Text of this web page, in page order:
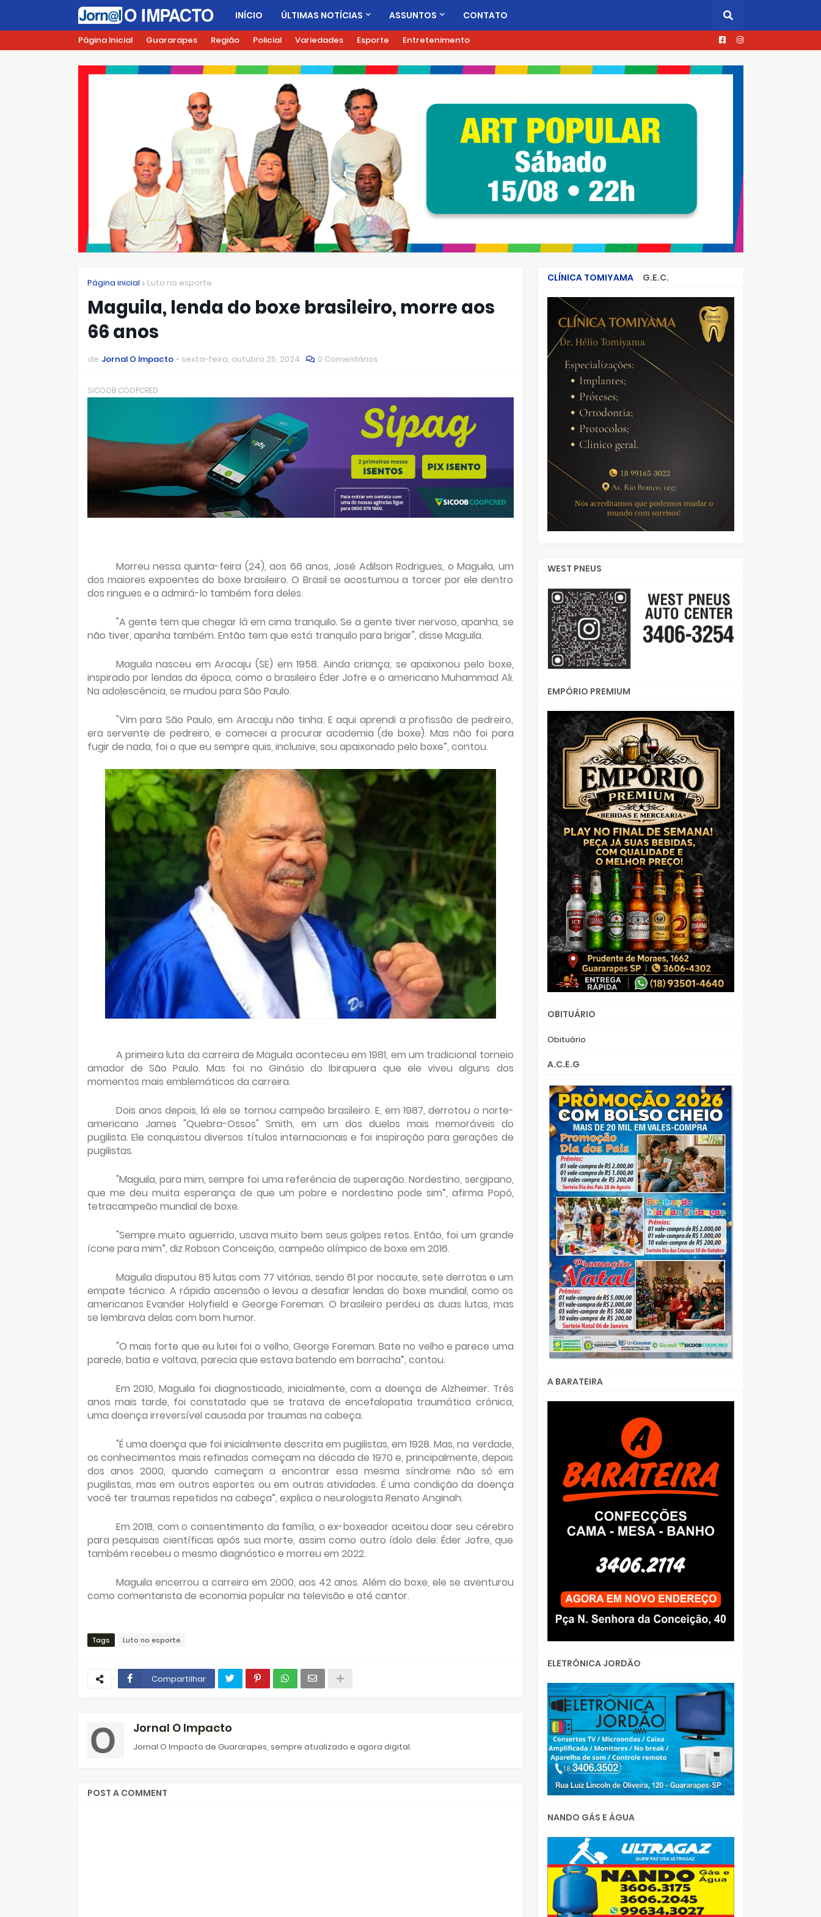
INÍCIO ÚLTIMAS NOTÍCIAS ASSUNTOS CONTATO
Página Inicial Guararapes Região Policial Variedades Esporte Entretenimento
Página inicial Luto no esporte
Maguila, lenda do boxe brasileiro, morre aos
66 anos
de Jornal O Impacto sexta-feira, outubro 25, 2024 0 Comentários
SICOOB COOPCRED
Morreu nessa quinta-feira (24), aos 66 anos, José Adilson Rodrigues, o Maguila, um
dos maiores expoentes do boxe brasileiro. O Brasil se acostumou a torcer por ele dentro
dos ringues e a admirá-lo também fora deles.
"A gente tem que chegar lá em cima tranquilo. Se a gente tiver nervoso, apanha, se
não tiver, apanha também. Então tem que está tranquilo para brigar", disse Maguila.
Maguila nasceu em Aracaju (SE) em 1958. Ainda criança, se apaixonou pelo boxe,
inspirado por lendas da época, como o brasileiro Éder Jofre e o americano Muhammad Ali.
Na adolescência, se mudou para São Paulo.
"Vim para São Paulo, em Aracaju não tinha. E aqui aprendi a profissão de pedreiro,
era servente de pedreiro, e comecei a procurar academia (de boxe). Mas não foi para
fugir de nada, foi o que eu sempre quis, inclusive, sou apaixonado pelo boxe”, contou.
A primeira luta da carreira de Maguila aconteceu em 1981, em um tradicional torneio
amador de São Paulo. Mas foi no Ginásio do Ibirapuera que ele viveu alguns dos
momentos mais emblemáticos da carreira.
Dois anos depois, lá ele se tornou campeão brasileiro. E, em 1987, derrotou o norte-
americano James "Quebra-Ossos" Smith, em um dos duelos mais memoráveis do
pugilista. Ele conquistou diversos títulos internacionais e foi inspiração para gerações de
pugilistas.
"Maguila, para mim, sempre foi uma referência de superação. Nordestino, sergipano,
que me deu muita esperança de que um pobre e nordestino pode sim”, afirma Popó,
tetracampeão mundial de boxe.
"Sempre muito aguerrido, usava muito bem seus golpes retos. Então, foi um grande
ícone para mim”, diz Robson Conceição, campeão olímpico de boxe em 2016.
Maguila disputou 85 lutas com 77 vitórias, sendo 61 por nocaute, sete derrotas e um
empate técnico. A rápida ascensão o levou a desafiar lendas do boxe mundial, como os
americanos Evander Holyfield e George Foreman. O brasileiro perdeu as duas lutas, mas
se lembrava delas com bom humor.
"O mais forte que eu lutei foi o velho, George Foreman. Bate no velho e parece uma
parede, batia e voltava, parecia que estava batendo em borracha”, contou.
Em 2010, Maguila foi diagnosticado, inicialmente, com a doença de Alzheimer. Três
anos mais tarde, foi constatado que se tratava de encefalopatia traumática crônica,
uma doença irreversível causada por traumas na cabeça.
"É uma doença que foi inicialmente descrita em pugilistas, em 1928. Mas, na verdade,
os conhecimentos mais refinados começam na década de 1970 e, principalmente, depois
dos anos 2000, quando começam a encontrar essa mesma síndrome não só em
pugilistas, mas em outros esportes ou em outras atividades. É uma condição da doença
você ter traumas repetidos na cabeça”, explica o neurologista Renato Anginah.
Em 2018, com o consentimento da família, o ex-boxeador aceitou doar seu cérebro
para pesquisas científicas após sua morte, assim como outro ídolo dele: Éder Jofre, que
também recebeu o mesmo diagnóstico e morreu em 2022.
Maguila encerrou a carreira em 2000, aos 42 anos. Além do boxe, ele se aventurou
como comentarista de economia popular na televisão e até cantor.
Tags Luto no esporte
Compartilhar
Jornal O Impacto
Jornal O Impacto de Guararapes, sempre atualizado e agora digital.
POST A COMMENT
CLÍNICA TOMIYAMA
G.E.C.
CRIMES QUE ABALARAM O BRASIL
WEST PNEUS
EMPÓRIO PREMIUM
OBITUÁRIO
Obituário
A.C.E.G
A BARATEIRA
ELETRÔNICA JORDÃO
NANDO GÁS E ÁGUA